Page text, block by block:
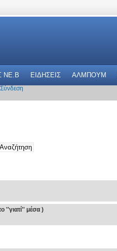
NE.B ΕΙΔΗΣΕΙΣ ΑΛΜΠΟΥΜ
Σύνδεση
''γιατί'' μέσα )